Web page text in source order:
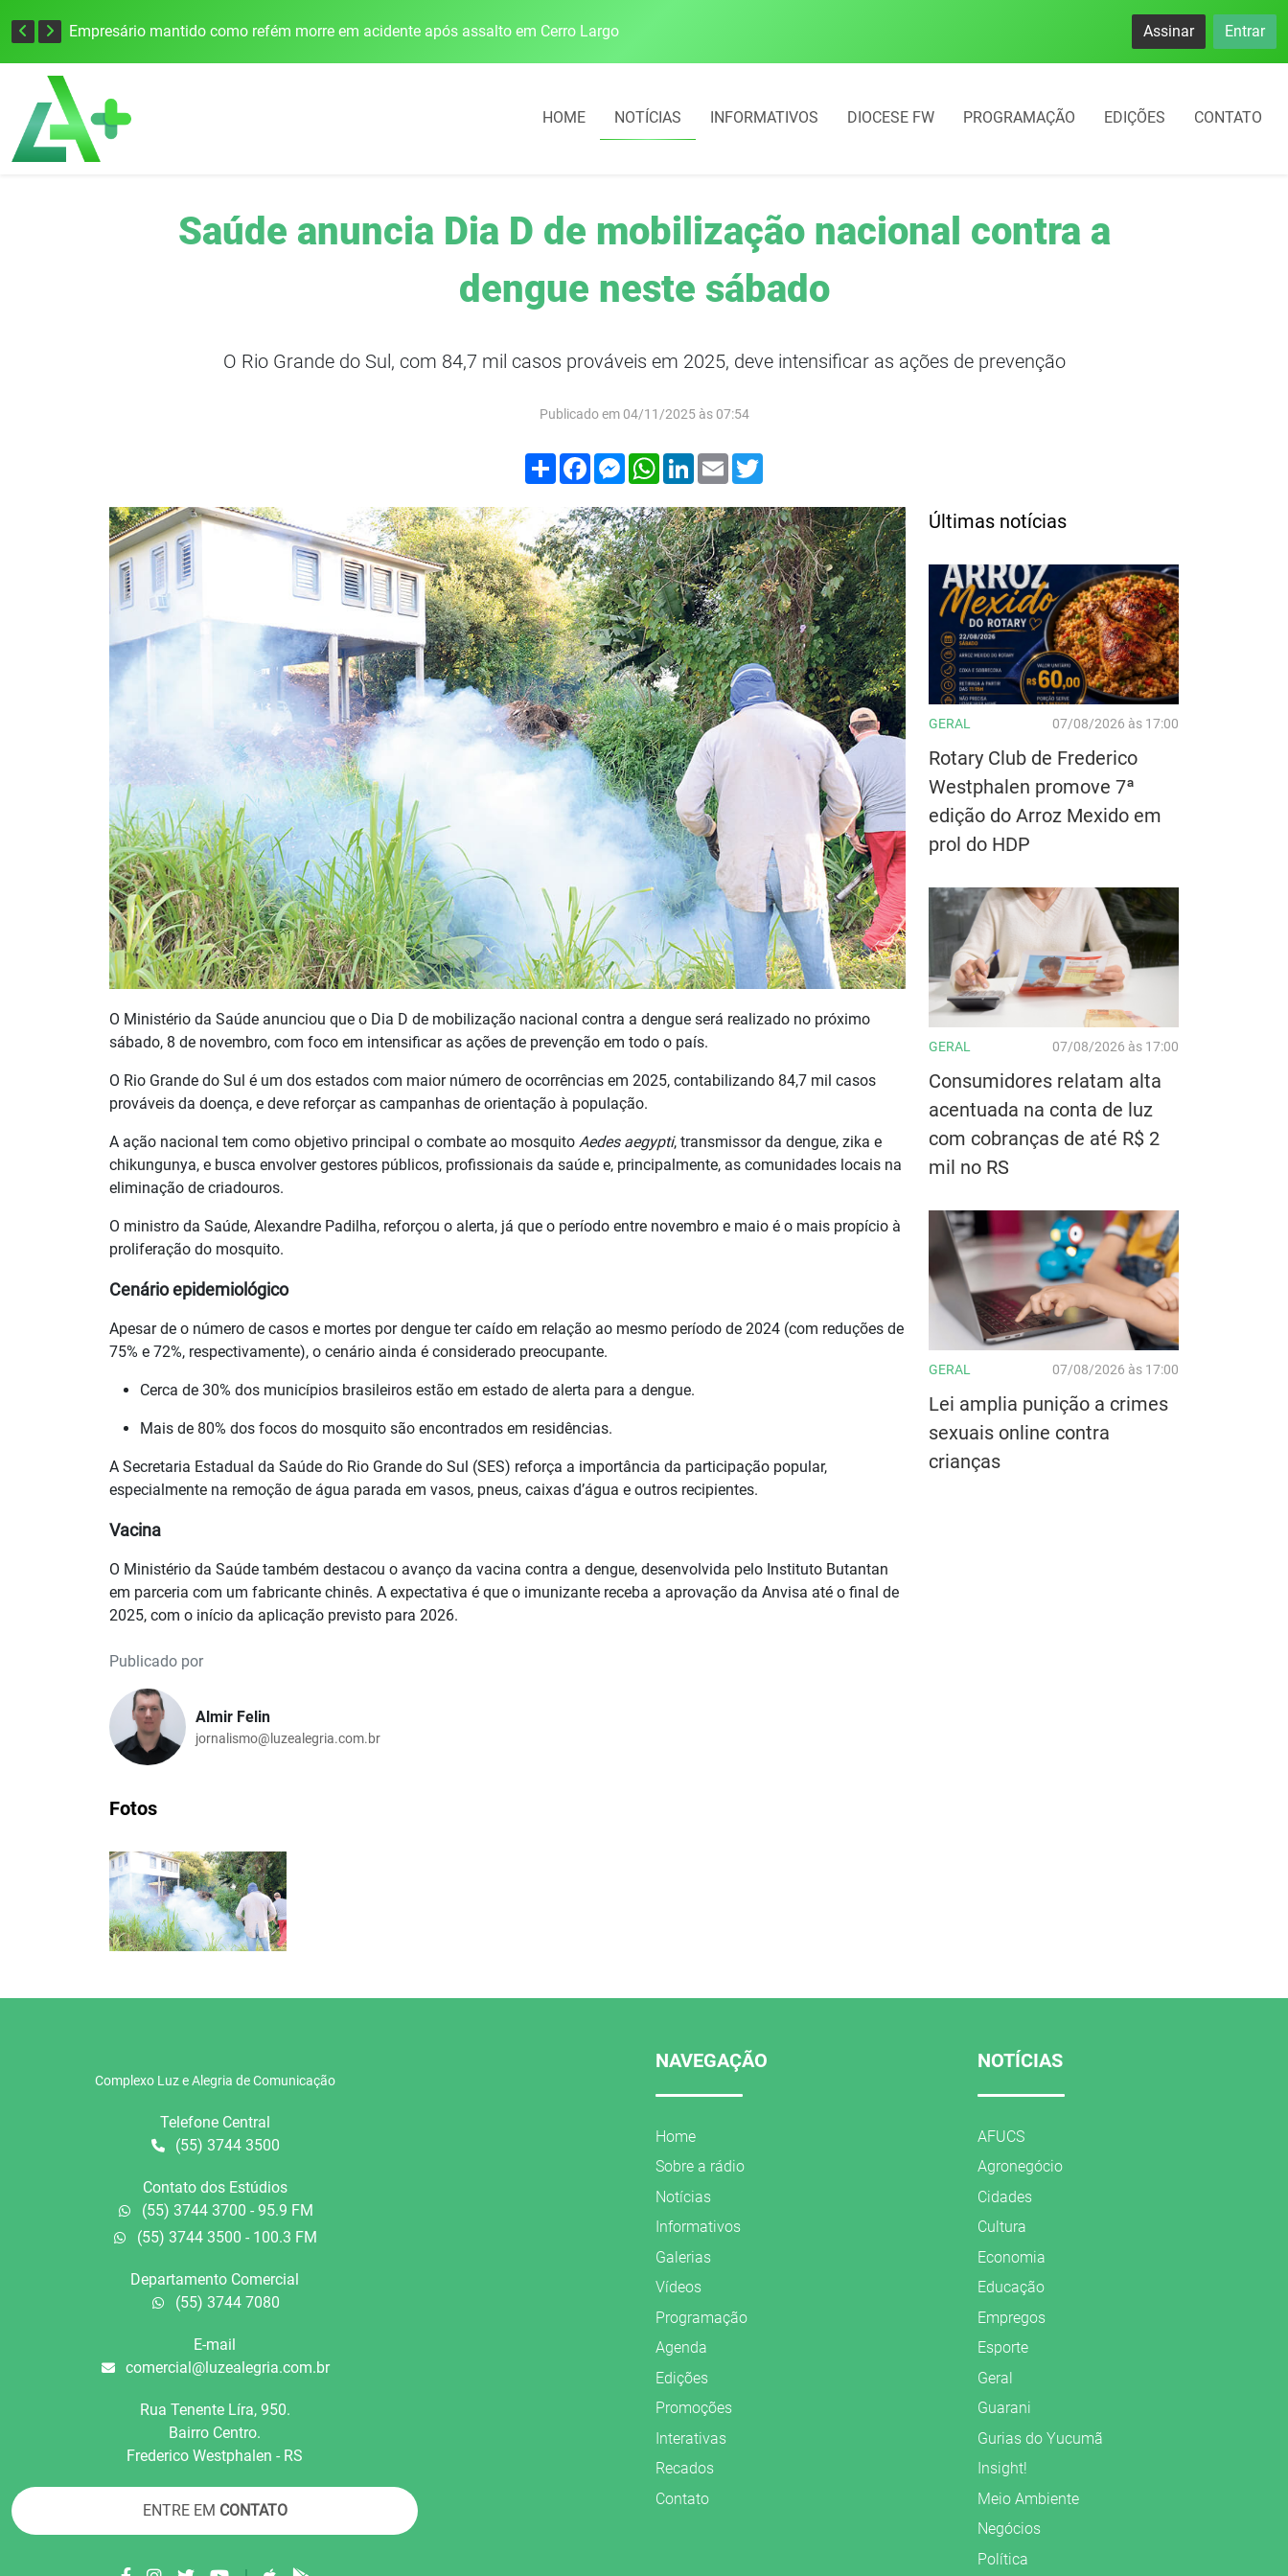
Empresário mantido como refém morre em acidente após assalto em Cerro Largo Cobrança do estacionamento rotativo começará em 10 dias em Frederico
Assinar Entrar
HOME NOTÍCIAS INFORMATIVOS DIOCESE FW PROGRAMAÇÃO EDIÇÕES CONTATO
Saúde anuncia Dia D de mobilização nacional contra a
dengue neste sábado
O Rio Grande do Sul, com 84,7 mil casos prováveis em 2025, deve intensificar as ações de prevenção
Publicado em 04/11/2025 às 07:54
Compartilhar
FacebookMessenger
WhatsApp
LinkedIn
Email
O Ministério da Saúde anunciou que o Dia D de mobilização nacional contra a dengue será realizado no próximo
sábado, 8 de novembro, com foco em intensificar as ações de prevenção em todo o país.
O Rio Grande do Sul é um dos estados com maior número de ocorrências em 2025, contabilizando 84,7 mil casos
prováveis da doença, e deve reforçar as campanhas de orientação à população.
A ação nacional tem como objetivo principal o combate ao mosquito Aedes aegypti, transmissor da dengue, zika e
chikungunya, e busca envolver gestores públicos, profissionais da saúde e, principalmente, as comunidades locais na
eliminação de criadouros.
O ministro da Saúde, Alexandre Padilha, reforçou o alerta, já que o período entre novembro e maio é o mais propício à
proliferação do mosquito.
Cenário epidemiológico
Apesar de o número de casos e mortes por dengue ter caído em relação ao mesmo período de 2024 (com reduções de
75% e 72%, respectivamente), o cenário ainda é considerado preocupante.
Cerca de 30% dos municípios brasileiros estão em estado de alerta para a dengue.
Mais de 80% dos focos do mosquito são encontrados em residências.
A Secretaria Estadual da Saúde do Rio Grande do Sul (SES) reforça a importância da participação popular,
especialmente na remoção de água parada em vasos, pneus, caixas d’água e outros recipientes.
Vacina
O Ministério da Saúde também destacou o avanço da vacina contra a dengue, desenvolvida pelo Instituto Butantan
em parceria com um fabricante chinês. A expectativa é que o imunizante receba a aprovação da Anvisa até o final de
2025, com o início da aplicação previsto para 2026.
Publicado por
Almir Felin
jornalismo@luzealegria.com.br
Fotos
Últimas notícias
GERAL 07/08/2026 às 17:00
Rotary Club de Frederico
Westphalen promove 7ª
edição do Arroz Mexido em
prol do HDP
GERAL 07/08/2026 às 17:00
Consumidores relatam alta
acentuada na conta de luz
com cobranças de até R$ 2
mil no RS
GERAL 07/08/2026 às 17:00
Lei amplia punição a crimes
sexuais online contra
crianças
Complexo Luz e Alegria de Comunicação
Telefone Central
(55) 3744 3500
Contato dos Estúdios
(55) 3744 3700 - 95.9 FM
(55) 3744 3500 - 100.3 FM
Departamento Comercial
(55) 3744 7080
E-mail
comercial@luzealegria.com.br
Rua Tenente Líra, 950.
Bairro Centro.
Frederico Westphalen - RS
ENTRE EM CONTATO
NAVEGAÇÃO
Home
Sobre a rádio
Notícias
Informativos
Galerias
Vídeos
Programação
Agenda
Edições
Promoções
Interativas
Recados
Contato
NOTÍCIAS
AFUCS
Agronegócio
Cidades
Cultura
Economia
Educação
Empregos
Esporte
Geral
Guarani
Gurias do Yucumã
Insight!
Meio Ambiente
Negócios
Política